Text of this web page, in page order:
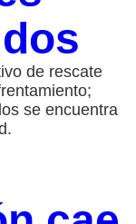
de rescate
se encuentra